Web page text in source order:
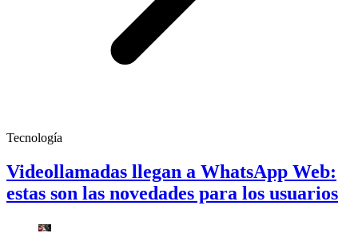
Tecnología
Videollamadas llegan a WhatsApp Web:
estas son las novedades para los usuarios